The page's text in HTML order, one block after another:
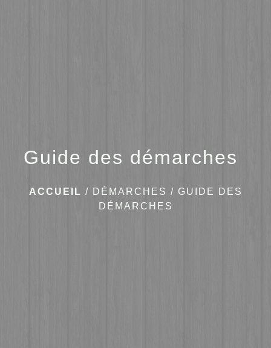
Guide des démarches
ACCUEIL / DÉMARCHES / GUIDE DES
DÉMARCHES